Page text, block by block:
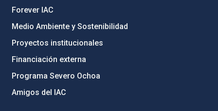
Forever IAC
Medio Ambiente y Sostenibilidad
Proyectos institucionales
Financiación externa
Programa Severo Ochoa
Amigos del IAC